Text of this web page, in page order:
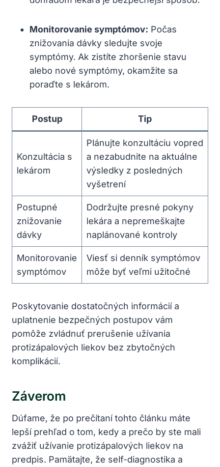
Monitorovanie symptómov: Počas
znižovania dávky sledujte svoje
symptómy. Ak zistíte zhoršenie stavu
alebo nové symptómy, okamžite sa
poraďte s lekárom.
Postup Tip
Konzultácia s
lekárom
Plánujte konzultáciu vopred
a nezabudnite na aktuálne
výsledky z posledných
vyšetrení
Postupné
znižovanie
dávky
Dodržujte presné pokyny
lekára a nepremeškajte
naplánované kontroly
Monitorovanie
symptómov
Viesť si denník symptómov
môže byť veľmi užitočné
Poskytovanie dostatočných informácií a
uplatnenie bezpečných postupov vám
pomôže zvládnuť prerušenie užívania
protizápalových liekov bez zbytočných
komplikácií.
Záverom
Dúfame, že po prečítaní tohto článku máte
lepší prehľad o tom, kedy a prečo by ste mali
zvážiť užívanie protizápalových liekov na
predpis. Pamätajte, že self-diagnostika a